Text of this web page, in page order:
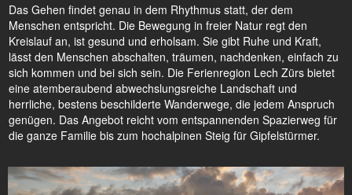
Das Gehen findet genau in dem Rhythmus statt, der dem
Menschen entspricht. Die Bewegung in freier Natur regt den
Kreislauf an, ist gesund und erholsam. Sie gibt Ruhe und Kraft,
lässt den Menschen abschalten, träumen, nachdenken, einfach zu
sich kommen und bei sich sein. Die Ferienregion Lech Zürs bietet
eine atemberaubend abwechslungsreiche Landschaft und
herrliche, bestens beschilderte Wanderwege, die jedem Anspruch
genügen. Das Angebot reicht vom entspannenden Spazierweg für
die ganze Familie bis zum hochalpinen Steig für Gipfelstürmer.